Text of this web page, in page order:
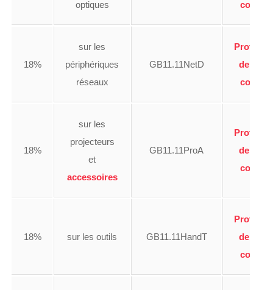
optiques code
18%
sur les
périphériques
réseaux
GB11.11NetD
Profiter
de ce
code
18%
sur les
projecteurs
et
accessoires
GB11.11ProA
Profiter
de ce
code
18% sur les outils GB11.11HandT
Profiter
de ce
code